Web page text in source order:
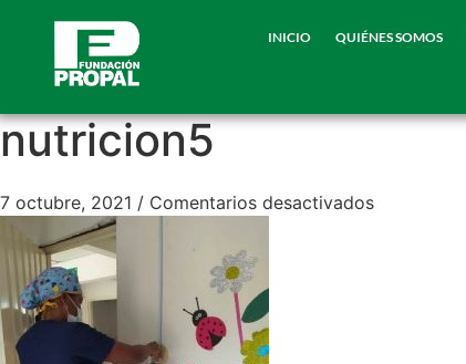
INICIO QUIÉNES SOMOS
nutricion5
7 octubre, 2021 / Comentarios desactivados